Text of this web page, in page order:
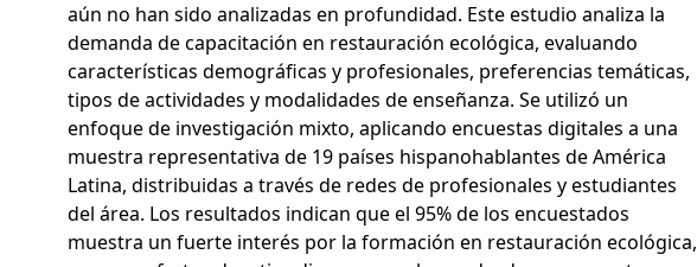
aún no han sido analizadas en profundidad. Este estudio analiza la
demanda de capacitación en restauración ecológica, evaluando
características demográficas y profesionales, preferencias temáticas,
tipos de actividades y modalidades de enseñanza. Se utilizó un
enfoque de investigación mixto, aplicando encuestas digitales a una
muestra representativa de 19 países hispanohablantes de América
Latina, distribuidas a través de redes de profesionales y estudiantes
del área. Los resultados indican que el 95% de los encuestados
muestra un fuerte interés por la formación en restauración ecológica,